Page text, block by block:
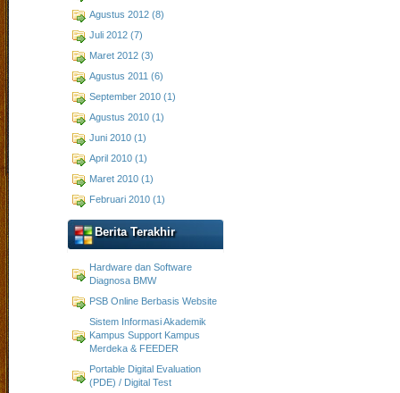
Agustus 2012 (8)
Juli 2012 (7)
Maret 2012 (3)
Agustus 2011 (6)
September 2010 (1)
Agustus 2010 (1)
Juni 2010 (1)
April 2010 (1)
Maret 2010 (1)
Februari 2010 (1)
Berita Terakhir
Hardware dan Software
Diagnosa BMW
PSB Online Berbasis Website
Sistem Informasi Akademik
Kampus Support Kampus
Merdeka & FEEDER
Portable Digital Evaluation
(PDE) / Digital Test